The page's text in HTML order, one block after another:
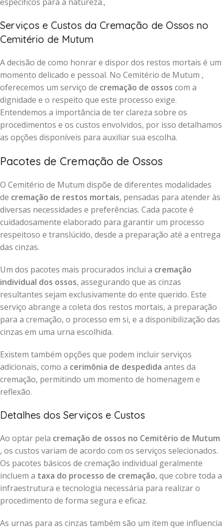
Serviços e Custos da Cremação de Ossos no
Cemitério de Mutum
A decisão de como honrar e dispor dos restos mortais é um
momento delicado e pessoal. No Cemitério de Mutum ,
oferecemos um serviço de cremação de ossos com a
dignidade e o respeito que este processo exige.
Entendemos a importância de ter clareza sobre os
procedimentos e os custos envolvidos, por isso detalhamos
as opções disponíveis para auxiliar sua escolha.
Pacotes de Cremação de Ossos
O Cemitério de Mutum dispõe de diferentes modalidades
de cremação de restos mortais, pensadas para atender às
diversas necessidades e preferências. Cada pacote é
cuidadosamente elaborado para garantir um processo
respeitoso e translúcido, desde a preparação até a entrega
das cinzas.
Um dos pacotes mais procurados inclui a cremação
individual dos ossos, assegurando que as cinzas
resultantes sejam exclusivamente do ente querido. Este
serviço abrange a coleta dos restos mortais, a preparação
para a cremação, o processo em si, e a disponibilização das
cinzas em uma urna escolhida.
Existem também opções que podem incluir serviços
adicionais, como a cerimônia de despedida antes da
cremação, permitindo um momento de homenagem e
reflexão.
Detalhes dos Serviços e Custos
Ao optar pela cremação de ossos no Cemitério de Mutum
, os custos variam de acordo com os serviços selecionados.
Os pacotes básicos de cremação individual geralmente
incluem a taxa do processo de cremação, que cobre toda a
infraestrutura e tecnologia necessária para realizar o
procedimento de forma segura e eficaz.
As urnas para as cinzas também são um item que influencia